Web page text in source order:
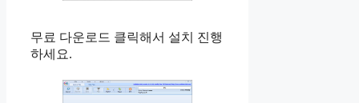
무료 다운로드 클릭해서 설치 진행
하세요.